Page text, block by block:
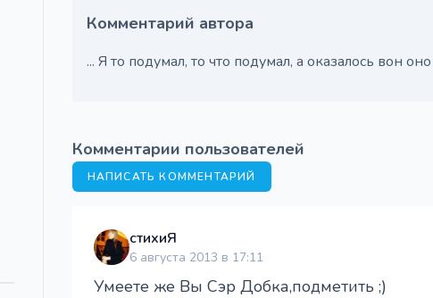
Комментарий автора
... Я то подумал, то что подумал, а оказалось вон оно
Комментарии пользователей
НАПИСАТЬ КОММЕНТАРИЙ
стихиЯ
6 августа 2013 в 17:11
Умеете же Вы Сэр Добка,подметить ;)